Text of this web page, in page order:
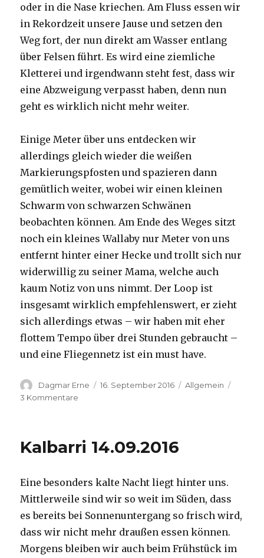
oder in die Nase kriechen. Am Fluss essen wir
in Rekordzeit unsere Jause und setzen den
Weg fort, der nun direkt am Wasser entlang
über Felsen führt. Es wird eine ziemliche
Kletterei und irgendwann steht fest, dass wir
eine Abzweigung verpasst haben, denn nun
geht es wirklich nicht mehr weiter.
Einige Meter über uns entdecken wir
allerdings gleich wieder die weißen
Markierungspfosten und spazieren dann
gemütlich weiter, wobei wir einen kleinen
Schwarm von schwarzen Schwänen
beobachten können. Am Ende des Weges sitzt
noch ein kleines Wallaby nur Meter von uns
entfernt hinter einer Hecke und trollt sich nur
widerwillig zu seiner Mama, welche auch
kaum Notiz von uns nimmt. Der Loop ist
insgesamt wirklich empfehlenswert, er zieht
sich allerdings etwas – wir haben mit eher
flottem Tempo über drei Stunden gebraucht –
und eine Fliegennetz ist ein must have.
Autor
Dagmar Erne
Veröffentlicht
16. September 2016 Kategorien
Allgemein
3 Kommentare
Kalbarri 14.09.2016
Eine besonders kalte Nacht liegt hinter uns.
Mittlerweile sind wir so weit im Süden, dass
es bereits bei Sonnenuntergang so frisch wird,
dass wir nicht mehr draußen essen können.
Morgens bleiben wir auch beim Frühstück im